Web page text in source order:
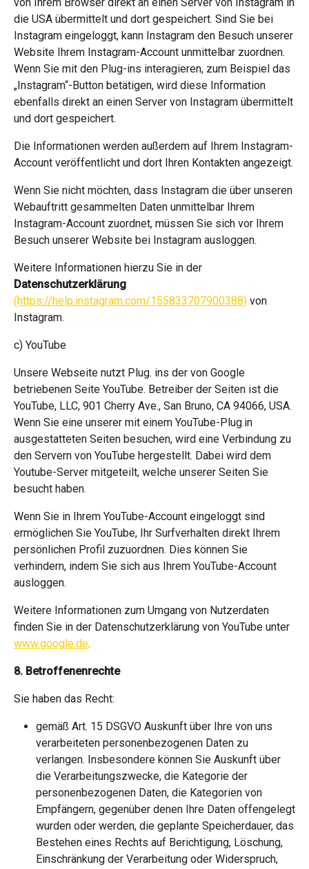
die USA übermittelt und dort gespeichert. Sind Sie bei
Instagram eingeloggt, kann Instagram den Besuch unserer
Website Ihrem Instagram-Account unmittelbar zuordnen.
Wenn Sie mit den Plug-ins interagieren, zum Beispiel das
„Instagram“-Button betätigen, wird diese Information
ebenfalls direkt an einen Server von Instagram übermittelt
und dort gespeichert.
Die Informationen werden außerdem auf Ihrem Instagram-
Account veröffentlicht und dort Ihren Kontakten angezeigt.
Wenn Sie nicht möchten, dass Instagram die über unseren
Webauftritt gesammelten Daten unmittelbar Ihrem
Instagram-Account zuordnet, müssen Sie sich vor Ihrem
Besuch unserer Website bei Instagram ausloggen.
Weitere Informationen hierzu Sie in der
Datenschutzerklärung
(https://help.instagram.com/155833707900388) von
Instagram.
c) YouTube
Unsere Webseite nutzt Plug. ins der von Google
betriebenen Seite YouTube. Betreiber der Seiten ist die
YouTube, LLC, 901 Cherry Ave., San Bruno, CA 94066, USA.
Wenn Sie eine unserer mit einem YouTube-Plug.in
ausgestatteten Seiten besuchen, wird eine Verbindung zu
den Servern von YouTube hergestellt. Dabei wird dem
Youtube-Server mitgeteilt, welche unserer Seiten Sie
besucht haben.
Wenn Sie in Ihrem YouTube-Account eingeloggt sind
ermöglichen Sie YouTube, Ihr Surfverhalten direkt Ihrem
persönlichen Profil zuzuordnen. Dies können Sie
verhindern, indem Sie sich aus Ihrem YouTube-Account
ausloggen.
Weitere Informationen zum Umgang von Nutzerdaten
finden Sie in der Datenschutzerklärung von YouTube unter
www.google.de.
8. Betroffenenrechte
Sie haben das Recht:
gemäß Art. 15 DSGVO Auskunft über Ihre von uns
verarbeiteten personenbezogenen Daten zu
verlangen. Insbesondere können Sie Auskunft über
die Verarbeitungszwecke, die Kategorie der
personenbezogenen Daten, die Kategorien von
Empfängern, gegenüber denen Ihre Daten offengelegt
wurden oder werden, die geplante Speicherdauer, das
Bestehen eines Rechts auf Berichtigung, Löschung,
Einschränkung der Verarbeitung oder Widerspruch,